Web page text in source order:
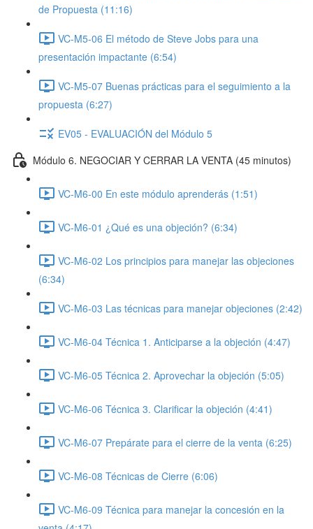
de Propuesta (11:16)
VC-M5-06 El método de Steve Jobs para una
presentación impactante (6:54)
VC-M5-07 Buenas prácticas para el seguimiento a la
propuesta (6:27)
EV05 - EVALUACIÓN del Módulo 5
Módulo 6. NEGOCIAR Y CERRAR LA VENTA (45 minutos)
VC-M6-00 En este módulo aprenderás (1:51)
VC-M6-01 ¿Qué es una objeción? (6:34)
VC-M6-02 Los principios para manejar las objeciones
(6:34)
VC-M6-03 Las técnicas para manejar objeciones (2:42)
VC-M6-04 Técnica 1. Anticiparse a la objeción (4:47)
VC-M6-05 Técnica 2. Aprovechar la objeción (5:05)
VC-M6-06 Técnica 3. Clarificar la objeción (4:41)
VC-M6-07 Prepárate para el cierre de la venta (6:25)
VC-M6-08 Técnicas de Cierre (6:06)
VC-M6-09 Técnica para manejar la concesión en la